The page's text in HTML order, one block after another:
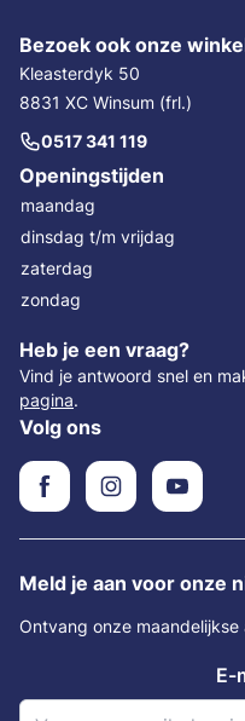
Bezoek ook onze
Kleasterdyk 50
8831 XC Winsum (frl.)
0517 341 119
Openingstijden
maandag
dinsdag t/m vrijdag
zaterdag
zondag
Heb je een vraag?
Vind je antwoord snel en
pagina.
Volg ons
Meld je aan voor onze
Ontvang onze
E-